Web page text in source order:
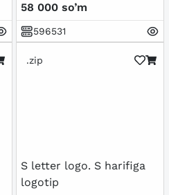
58 000 so’m
596531
.zip
S letter logo. S harifiga
logotip